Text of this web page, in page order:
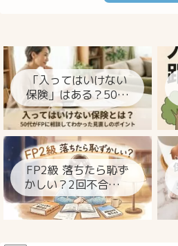
「入ってはいけない
保険」はある？50代
がFPに相談してわか
った見直しのポイン
ト
FP2級 落ちたら恥ず
かしい？2回不合格の
私が今思うこと